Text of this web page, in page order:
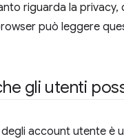
riguarda la
può leggere
gli utenti
degli account utente è